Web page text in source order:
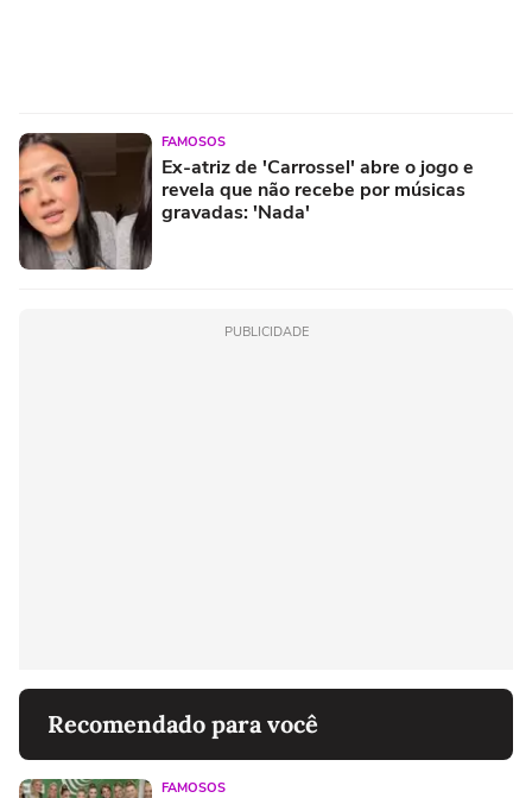
FAMOSOS
Ex-atriz de 'Carrossel' abre o jogo e
revela que não recebe por músicas
gravadas: 'Nada'
PUBLICIDADE
Recomendado para você
FAMOSOS